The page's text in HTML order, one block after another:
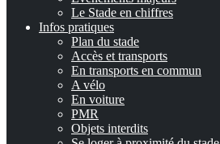
Le Stade en chiffres
Infos pratiques
Plan du stade
Accès et transports
En transports en commun
A vélo
En voiture
PMR
Objets interdits